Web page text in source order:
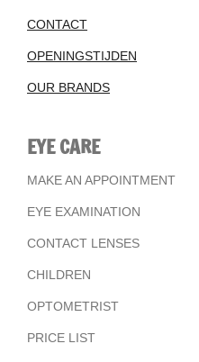
CONTACT
OPENINGSTIJDEN
OUR BRANDS
EYE CARE
MAKE AN APPOINTMENT
EYE EXAMINATION
CONTACT LENSES
CHILDREN
OPTOMETRIST
PRICE LIST